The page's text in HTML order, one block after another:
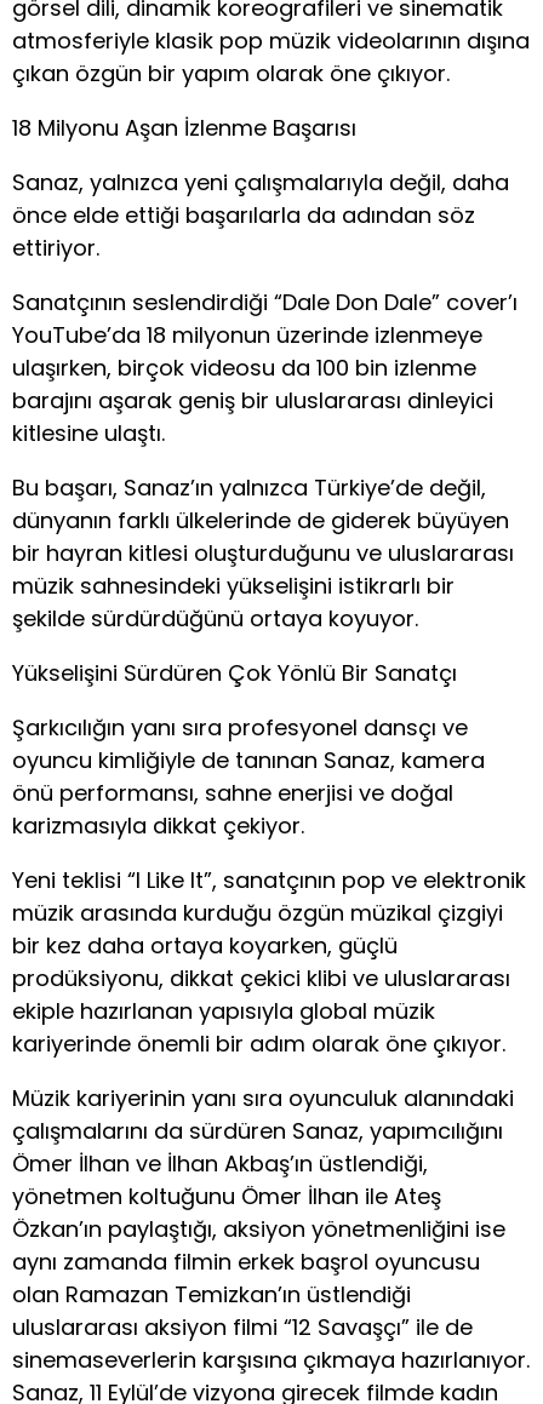
görsel dili, dinamik koreografileri ve sinematik
atmosferiyle klasik pop müzik videolarının dışına
çıkan özgün bir yapım olarak öne çıkıyor.
18 Milyonu Aşan İzlenme Başarısı
Sanaz, yalnızca yeni çalışmalarıyla değil, daha
önce elde ettiği başarılarla da adından söz
ettiriyor.
Sanatçının seslendirdiği “Dale Don Dale” cover’ı
YouTube’da 18 milyonun üzerinde izlenmeye
ulaşırken, birçok videosu da 100 bin izlenme
barajını aşarak geniş bir uluslararası dinleyici
kitlesine ulaştı.
Bu başarı, Sanaz’ın yalnızca Türkiye’de değil,
dünyanın farklı ülkelerinde de giderek büyüyen
bir hayran kitlesi oluşturduğunu ve uluslararası
müzik sahnesindeki yükselişini istikrarlı bir
şekilde sürdürdüğünü ortaya koyuyor.
Yükselişini Sürdüren Çok Yönlü Bir Sanatçı
Şarkıcılığın yanı sıra profesyonel dansçı ve
oyuncu kimliğiyle de tanınan Sanaz, kamera
önü performansı, sahne enerjisi ve doğal
karizmasıyla dikkat çekiyor.
Yeni teklisi “I Like It”, sanatçının pop ve elektronik
müzik arasında kurduğu özgün müzikal çizgiyi
bir kez daha ortaya koyarken, güçlü
prodüksiyonu, dikkat çekici klibi ve uluslararası
ekiple hazırlanan yapısıyla global müzik
kariyerinde önemli bir adım olarak öne çıkıyor.
Müzik kariyerinin yanı sıra oyunculuk alanındaki
çalışmalarını da sürdüren Sanaz, yapımcılığını
Ömer İlhan ve İlhan Akbaş’ın üstlendiği,
yönetmen koltuğunu Ömer İlhan ile Ateş
Özkan’ın paylaştığı, aksiyon yönetmenliğini ise
aynı zamanda filmin erkek başrol oyuncusu
olan Ramazan Temizkan’ın üstlendiği
uluslararası aksiyon filmi “12 Savaşçı” ile de
sinemaseverlerin karşısına çıkmaya hazırlanıyor.
Sanaz, 11 Eylül’de vizyona girecek filmde kadın